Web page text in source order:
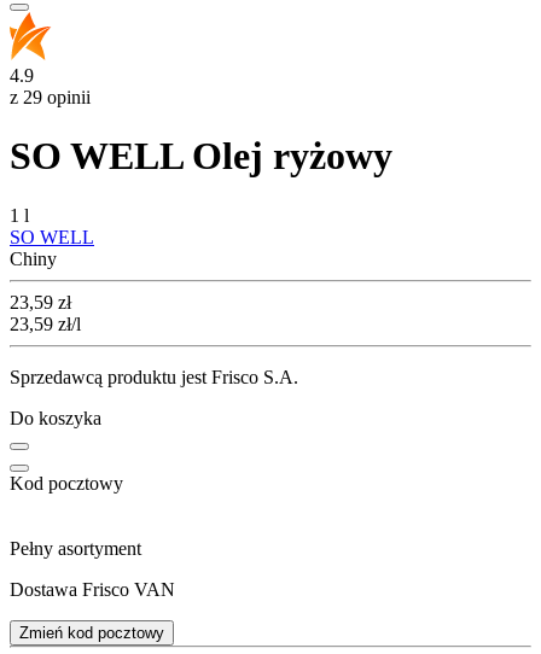
4.9
z 29 opinii
SO WELL Olej ryżowy
1 l
SO WELL
Chiny
Cena
23,59 zł
23,59 zł/l
Sprzedawcą produktu jest Frisco S.A.
Do koszyka
Kod pocztowy
Pełny asortyment
Dostawa Frisco VAN
Zmień kod pocztowy